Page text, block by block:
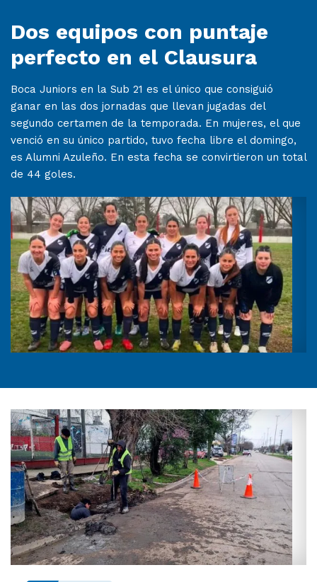
Dos equipos con puntaje
perfecto en el Clausura
Boca Juniors en la Sub 21 es el único que consiguió
ganar en las dos jornadas que llevan jugadas del
segundo certamen de la temporada. En mujeres, el que
venció en su único partido, tuvo fecha libre el domingo,
es Alumni Azuleño. En esta fecha se convirtieron un total
de 44 goles.